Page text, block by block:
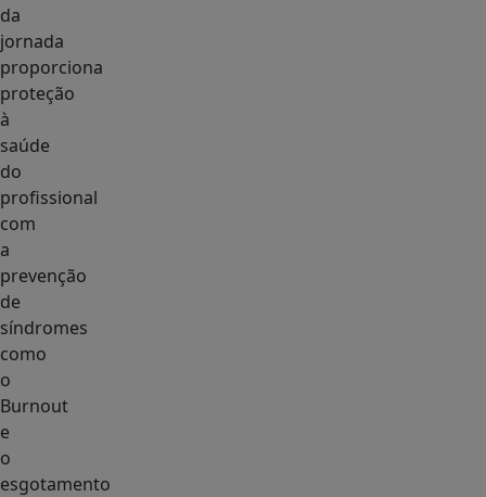
da
jornada
proporciona
proteção
à
saúde
do
profissional
com
a
prevenção
de
síndromes
como
o
Burnout
e
o
esgotamento